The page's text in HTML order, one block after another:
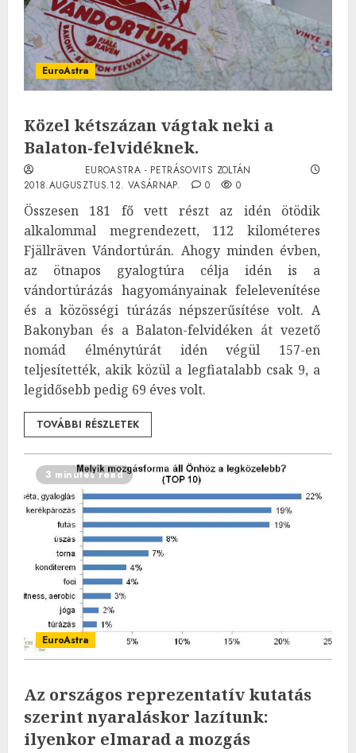
EuroAstra
Közel kétszázan vágtak neki a
Balaton-felvidéknek.
EUROASTRA - PETRÁSOVITS ZOLTÁN
2018.AUGUSZTUS.12. VASÁRNAP.
0 0
Összesen 181 fő vett részt az idén ötödik
alkalommal megrendezett, 112 kilométeres
Fjällräven Vándortúrán. Ahogy minden évben,
az ötnapos gyalogtúra célja idén is a
vándortúrázás hagyományainak felelevenítése
és a közösségi túrázás népszerűsítése volt. A
Bakonyban és a Balaton-felvidéken át vezető
nomád élménytúrát idén végül 157-en
teljesítették, akik közül a legfiatalabb csak 9, a
legidősebb pedig 69 éves volt.
TOVÁBBI RÉSZLETEK
3 minutes read
EuroAstra
Az országos reprezentatív kutatás
szerint nyaraláskor lazítunk:
ilyenkor elmarad a mozgás